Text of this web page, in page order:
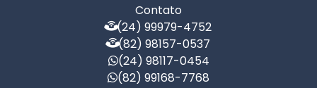
Contato
(24) 99979-4752
(82) 98157-0537
(24) 98117-0454
(82) 99168-7768